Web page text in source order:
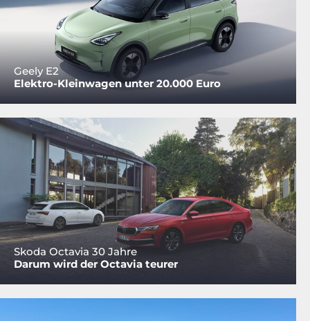
Geely E2
Elektro-Kleinwagen unter 20.000 Euro
Skoda Octavia 30 Jahre
Darum wird der Octavia teurer